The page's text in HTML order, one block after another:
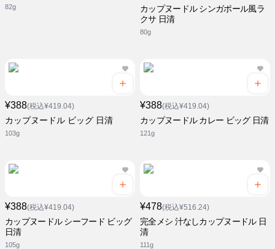
82g
カップヌードル シンガポール風ラ
クサ 日清
80g
¥388(税込¥419.04)
カップヌードル ビッグ 日清
103g
¥388(税込¥419.04)
カップヌードル カレー ビッグ 日清
121g
¥388(税込¥419.04)
カップヌードル シーフード ビッグ
日清
105g
¥478(税込¥516.24)
完全メシ 汁なしカップヌードル 日
清
111g